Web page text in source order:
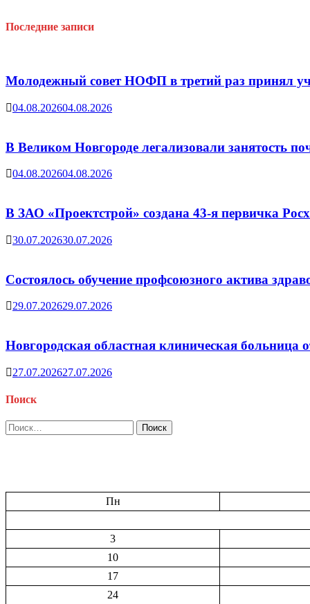
Последние записи
Молодежный совет НОФП в третий раз принял
04.08.202604.08.2026
В Великом Новгороде легализовали занятость
04.08.202604.08.2026
В ЗАО «Проектстрой» создана 43-я первичка
30.07.202630.07.2026
Состоялось обучение профсоюзного актива
29.07.202629.07.2026
Новгородская областная клиническая больница
27.07.202627.07.2026
Поиск
Найти:
Пн
3
10
17
24